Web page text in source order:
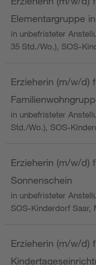
Elementargruppe
in unbefristeter
35 Std./Wo.), SOS-
Erzieherin (m/w/d)
in unbefristeter
Std./Wo.), SOS-
Erzieherin (m/w/d)
Sonnenschein
in unbefristeter
SOS-Kinderdorf Saar,
Erzieherin (m/w/d)